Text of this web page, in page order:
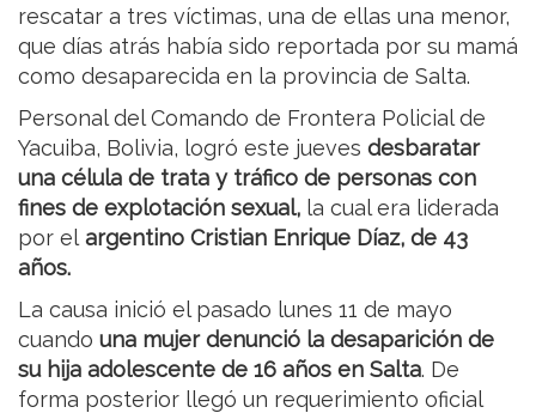
rescatar a tres víctimas, una de ellas una menor,
que días atrás había sido reportada por su mamá
como desaparecida en la provincia de Salta.
Personal del Comando de Frontera Policial de
Yacuiba, Bolivia, logró este jueves desbaratar
una célula de trata y tráfico de personas con
fines de explotación sexual, la cual era liderada
por el argentino Cristian Enrique Díaz, de 43
años.
La causa inició el pasado lunes 11 de mayo
cuando una mujer denunció la desaparición de
su hija adolescente de 16 años en Salta. De
forma posterior llegó un requerimiento oficial